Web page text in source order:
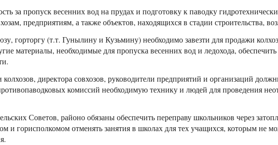
за пропуск весенних вод на прудах и подготовку к паводку
предприятиям, а также объектов, находящихся в стадии строительства,
горторгу (т.т. Гунылину и Кузьмину) необходимо завезти для продажи
материалы, необходимые для пропуска весенних вод и ледохода,
колхозов, директора совхозов, руководители предприятий и организаций
комиссий необходимую технику и людей для проведения
Советов, районо обязаны обеспечить переправу школьников через
и горисполкомом отменять занятия в школах для тех учащихся, которым не